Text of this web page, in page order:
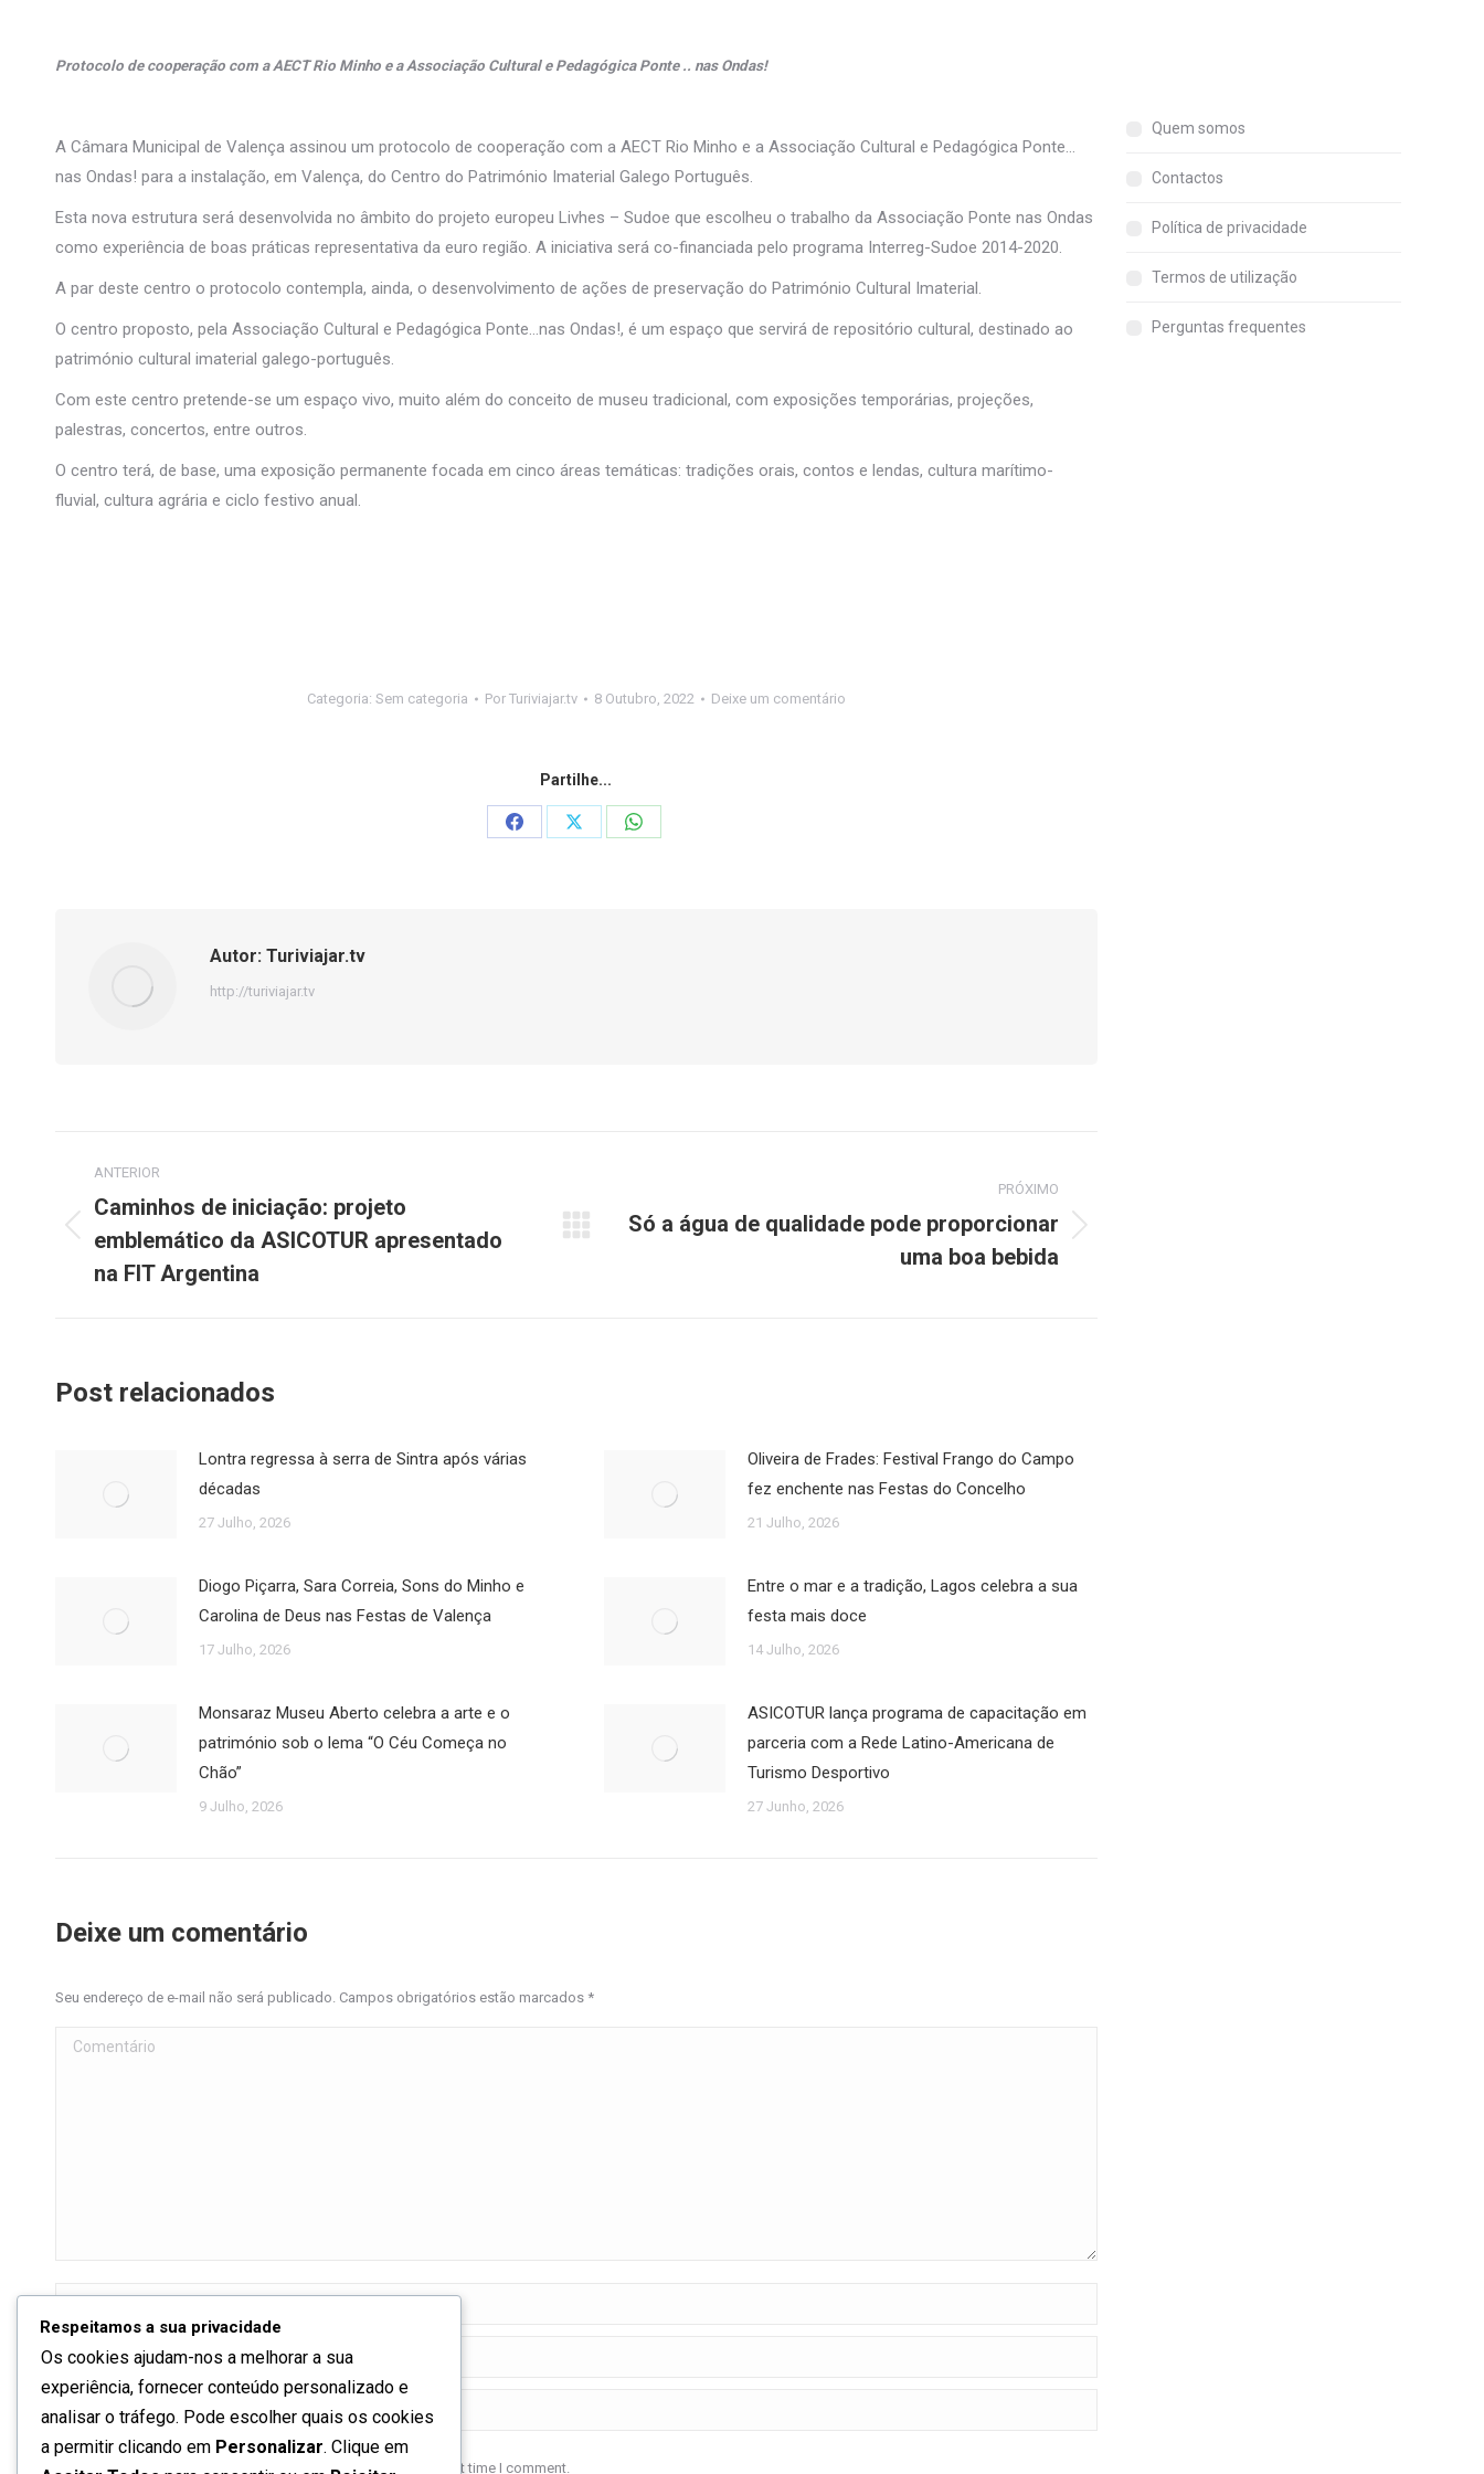
Protocolo de cooperação com a AECT Rio Minho e a Associação Cultural e Pedagógica Ponte .. nas Ondas!
A Câmara Municipal de Valença assinou um protocolo de cooperação com a AECT Rio Minho e a Associação Cultural e Pedagógica Ponte…
nas Ondas! para a instalação, em Valença, do Centro do Património Imaterial Galego Português.
Esta nova estrutura será desenvolvida no âmbito do projeto europeu Livhes – Sudoe que escolheu o trabalho da Associação Ponte nas Ondas
como experiência de boas práticas representativa da euro região. A iniciativa será co-financiada pelo programa Interreg-Sudoe 2014-2020.
A par deste centro o protocolo contempla, ainda, o desenvolvimento de ações de preservação do Património Cultural Imaterial.
O centro proposto, pela Associação Cultural e Pedagógica Ponte…nas Ondas!, é um espaço que servirá de repositório cultural, destinado ao
património cultural imaterial galego-português.
Com este centro pretende-se um espaço vivo, muito além do conceito de museu tradicional, com exposições temporárias, projeções,
palestras, concertos, entre outros.
O centro terá, de base, uma exposição permanente focada em cinco áreas temáticas: tradições orais, contos e lendas, cultura marítimo-
fluvial, cultura agrária e ciclo festivo anual.
Categoria: Sem categoria Por Turiviajar.tv 8 Outubro, 2022 Deixe um comentário
Partilhe...
Share
Share
Share
Autor: Turiviajar.tv
http://turiviajar.tv
de
post:
ANTERIOR
Post
anterior:
Caminhos de iniciação: projeto
emblemático da ASICOTUR apresentado
na FIT Argentina
PRÓXIMO
Próximo
Só a água de qualidade pode proporcionar
uma boa bebida
Post relacionados
Lontra regressa à serra de Sintra após várias
décadas
27 Julho, 2026
Oliveira de Frades: Festival Frango do Campo
fez enchente nas Festas do Concelho
21 Julho, 2026
Diogo Piçarra, Sara Correia, Sons do Minho e
Carolina de Deus nas Festas de Valença
17 Julho, 2026
Entre o mar e a tradição, Lagos celebra a sua
festa mais doce
14 Julho, 2026
Monsaraz Museu Aberto celebra a arte e o
património sob o lema “O Céu Começa no
Chão”
9 Julho, 2026
ASICOTUR lança programa de capacitação em
parceria com a Rede Latino-Americana de
Turismo Desportivo
27 Junho, 2026
Deixe um comentário
Seu endereço de e-mail não será publicado. Campos obrigatórios estão marcados *
Comentário
Nome *
E-mail *
Website
Save my name, email, and website in this browser for the next time I comment.
Quem somos
Contactos
Política de privacidade
Termos de utilização
Perguntas frequentes
Respeitamos a sua privacidade
Os cookies ajudam-nos a melhorar a sua
experiência, fornecer conteúdo personalizado e
analisar o tráfego. Pode escolher quais os cookies
a permitir clicando em Personalizar. Clique em